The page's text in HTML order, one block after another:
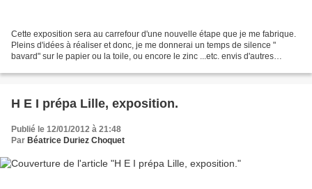
Cette exposition sera au carrefour d'une nouvelle étape que je me fabrique.
Pleins d'idées à réaliser et donc, je me donnerai un temps de silence "
bavard" sur le papier ou la toile, ou encore le zinc ...etc. envis d'autres
H E I prépa Lille, exposition.
Publié le 12/01/2012 à 21:48
Par Béatrice Duriez Choquet